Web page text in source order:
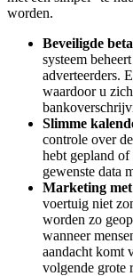
worden.
Beveiligde
systeem
adverteerders.
waardoor u
Slimme
controle over
hebt gepland
gewenste data
Marketing
voertuig niet
worden zo
wanneer
aandacht komt
volgende grote